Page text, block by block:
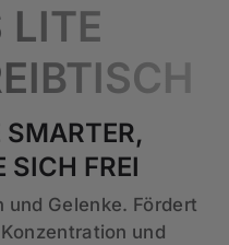
LITE
SMARTER,
SICH FREI
und Gelenke. Fördert
und